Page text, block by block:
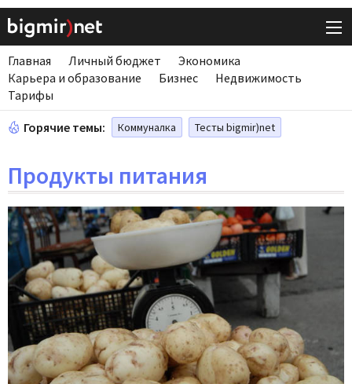
Главная Личный бюджет
Экономика
Карьера и образование
Бизнес
Недвижимость
Тарифы
Горячие темы: Коммуналка Тесты bigmir)net
Продукты питания